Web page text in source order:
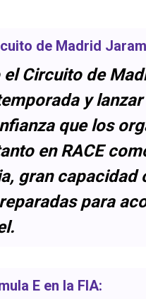
de Madrid
Circuito de
y
que los
en RACE
gran capacidad
para
E en la FIA: